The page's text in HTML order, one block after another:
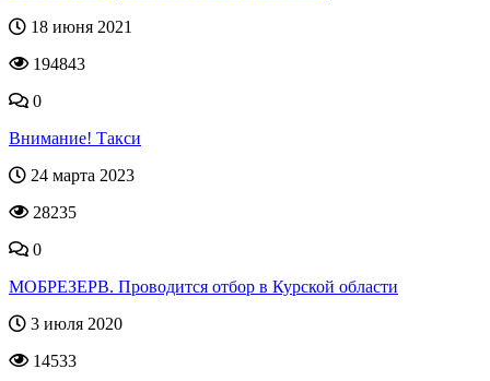
18 июня 2021
194843
0
Внимание! Такси
24 марта 2023
28235
0
МОБРЕЗЕРВ. Проводится отбор в Курской области
3 июля 2020
14533